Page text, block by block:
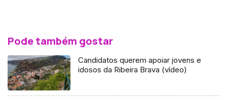
Pode também gostar
Candidatos querem apoiar jovens e
idosos da Ribeira Brava (vídeo)